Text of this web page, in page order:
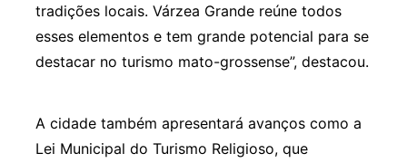
tradições locais. Várzea Grande reúne todos
esses elementos e tem grande potencial para se
destacar no turismo mato-grossense”, destacou.
A cidade também apresentará avanços como a
Lei Municipal do Turismo Religioso, que